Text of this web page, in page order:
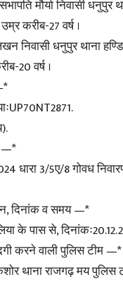
मौर्या निवासी धनुपुर
करीब-27 वर्ष ।
निवासी धनुपुर थाना
20 वर्ष ।
—*
धारा 3/5ए/8 गोवध
दिनांक व समय —*
के पास से,
करने वाली पुलिस टीम —*
थाना राजगढ़ मय पुलिस